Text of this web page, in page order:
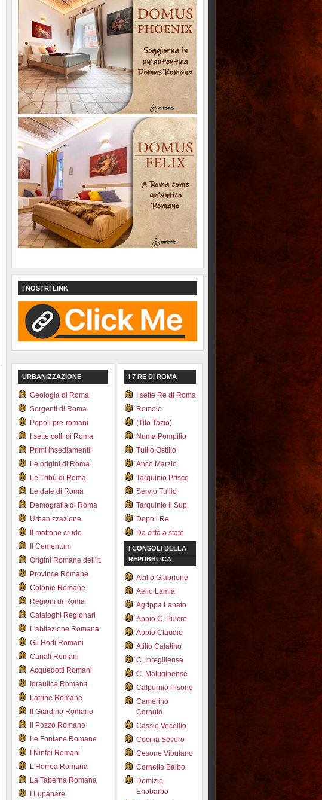
I NOSTRI LINK
URBANIZZAZIONE
Geologia di Roma
Sorgenti di Roma
Popoli pre-romani
I sette colli di Roma
Primi insediamenti
Le origini di Roma
Le Tribù di Roma
Le date di Roma
Demografia di Roma
Urbanizzazione
Il mattone crudo
Il Cementum
Origini Romane dell'It.
Province Romane
Colonie Romane
Regioni di Roma
Cataloghi Regionari
L'abitazione Romana
Gli Horti Romani
Canali Romani
Acquedotti Romani
Idraulica Romana
Latrine Romane
Il Giardino Romano
Il Pozzo Romano
Le Fontane Romane
I Ninfei Romani
L'Horrea Romana
La Taberna Romana
I Lupanare
I 7 RE DI ROMA
I sette Re di Roma
Romolo
(Tito Tazio)
Numa Pompilio
Tullio Ostilio
Anco Marzio
Tarquinio Prisco
Servio Tullio
Tarquinio il Sup.
Dopo i Re
Da città a stato
I CONSOLI DELLA
REPUBBLICA
Acilio Glabrione
Aelio Lamia
Agrippa Lanato
Appio C. Pulcro
Appio Claudio
Atilio Calatino
C. Inregillense
C. Maluginense
Calpurnio Pisone
Camerino
Cornuto
Cassio Vecellio
Cecina Severo
Cesone Vibulano
Cornelio Balbo
Domizio
Enobarbo